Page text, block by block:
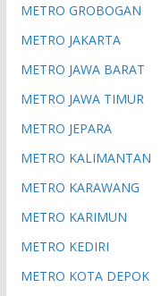
METRO GROBOGAN
METRO JAKARTA
METRO JAWA BARAT
METRO JAWA TIMUR
METRO JEPARA
METRO KALIMANTAN
METRO KARAWANG
METRO KARIMUN
METRO KEDIRI
METRO KOTA DEPOK